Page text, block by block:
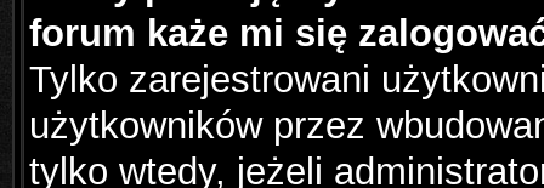
forum każe mi się
Tylko zarejestrowani
użytkowników przez
tylko wtedy, jeżeli